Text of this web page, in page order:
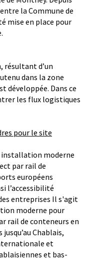
la Commune de
mise en place pour
résultant d’un
dans la zone
développée. Dans ce
les flux logistiques
pour le site
installation moderne
par rail de
européens
l’accessibilité
entreprises Il s'agit
moderne pour
rail de conteneurs en
Chablais,
et
et bas-